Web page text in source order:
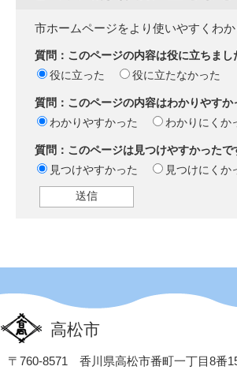
市ホームページをより使いやすくわ
質問：このページの内容は役に立ちまし
役に立った
役に立たなかった
質問：このページの内容はわかりやすか
わかりやすかった
わかりにくか
質問：このページは見つけやすかったで
見つけやすかった
見つけにくか
高松市
〒760-8571 香川県高松市番町一丁目8番